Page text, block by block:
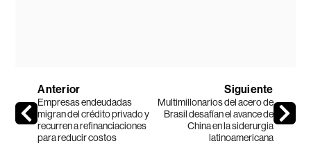
Anterior
Empresas endeudadas
migran del crédito privado y
recurren a refinanciaciones
para reducir costos
Siguiente
Multimillonarios del acero de
Brasil desafían el avance de
China en la siderurgia
latinoamericana